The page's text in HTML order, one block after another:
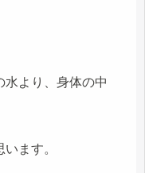
水より、身体の中
ます。